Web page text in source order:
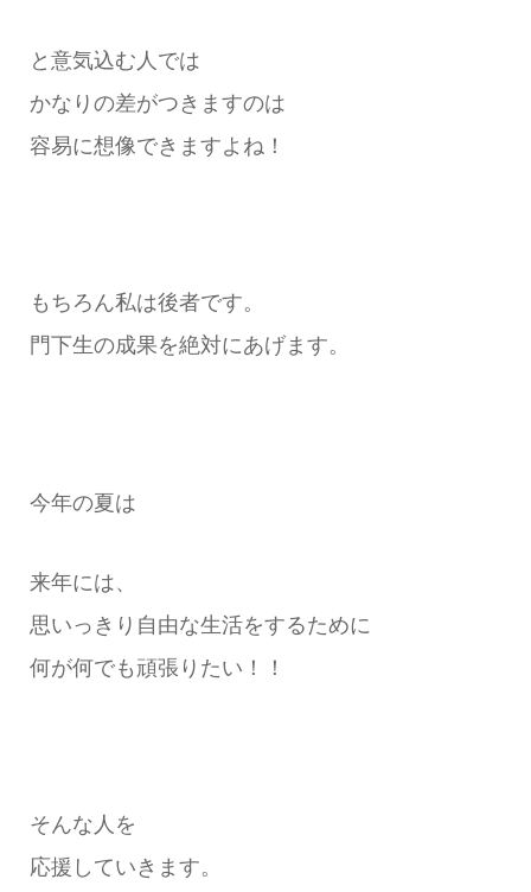
と意気込む人では
かなりの差がつきますのは
容易に想像できますよね！
もちろん私は後者です。
門下生の成果を絶対にあげます。
今年の夏は
来年には、
思いっきり自由な生活をするために
何が何でも頑張りたい！！
そんな人を
応援していきます。